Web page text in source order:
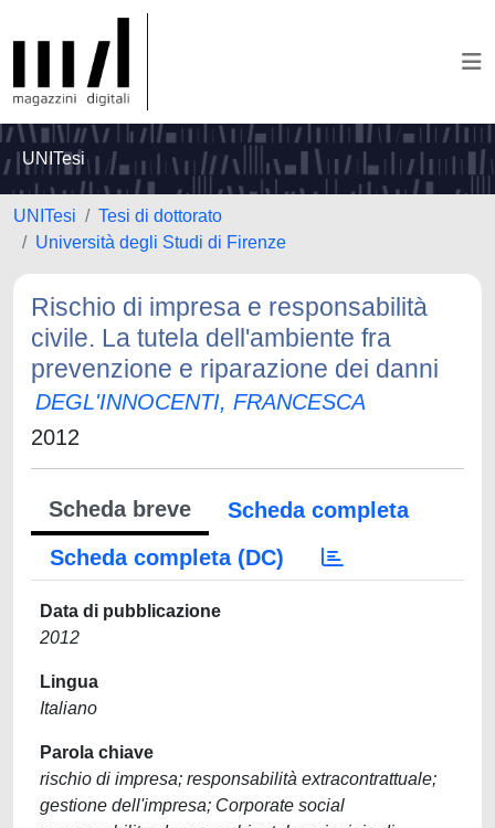
UNITesi
UNITesi
Tesi di dottorato
Università degli Studi di Firenze
Rischio di impresa e responsabilità
civile. La tutela dell'ambiente fra
prevenzione e riparazione dei danni
DEGL'INNOCENTI, FRANCESCA
2012
Scheda breve
Scheda completa
Scheda completa (DC)
Data di pubblicazione
2012
Lingua
Italiano
Parola chiave
rischio di impresa; responsabilità extracontrattuale;
gestione dell'impresa; Corporate social